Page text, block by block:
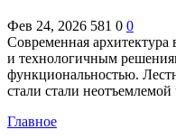
Фев 24, 2026 581 0 0
Современная
и технологичным
функциональностью.
стали стали
Главное